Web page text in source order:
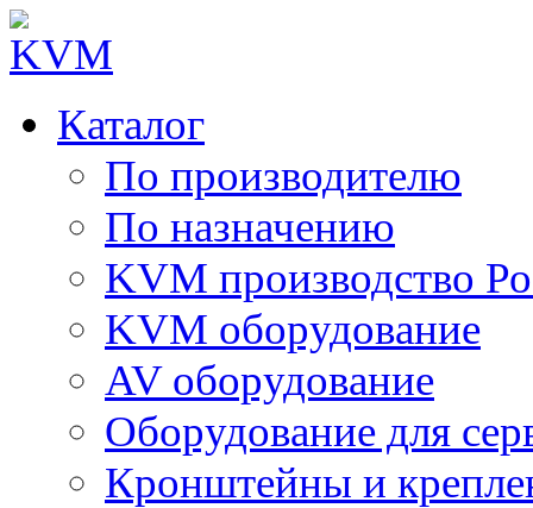
Каталог
По производителю
По назначению
KVM производство
KVM оборудование
AV оборудование
Оборудование для
Кронштейны и